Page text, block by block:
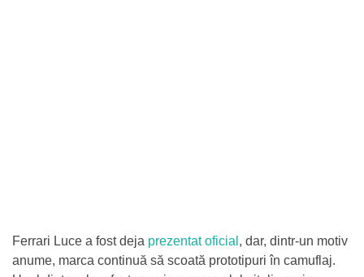
Ferrari Luce a fost deja prezentat oficial , dar, dintr-un motiv
anume, marca continuă să scoată prototipuri în camuflaj.